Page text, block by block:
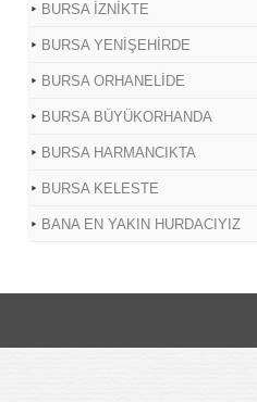
BURSA İZNİKTE
BURSA YENİŞEHİRDE
BURSA ORHANELİDE
BURSA BÜYÜKORHANDA
BURSA HARMANCIKTA
BURSA KELESTE
BANA EN YAKIN HURDACIYIZ